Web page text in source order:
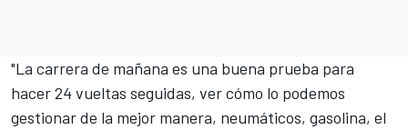
"La carrera de mañana es una buena prueba para
hacer 24 vueltas seguidas, ver cómo lo podemos
gestionar de la mejor manera, neumáticos, gasolina, el